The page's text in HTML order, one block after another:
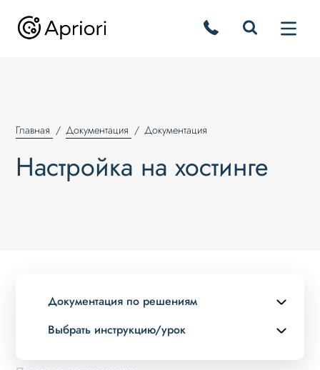
Главная Документация Документация
Настройка на хостинге
Документация по решениям
Выбрать инструкцию/урок
Описание курса